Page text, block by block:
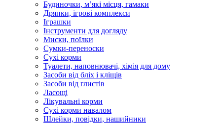
Будиночки, м’які місця, гамаки
Дряпки, ігрові комплекси
Іграшки
Інструменти для догляду
Миски, поїлки
Сумки-переноски
Сухі корми
Туалети, наповнювачі, хімія для дому
Засоби від бліх і кліщів
Засоби від глистів
Ласощі
Лікувальні корми
Сухі корми навалом
Шлейки, повідки, нашийники